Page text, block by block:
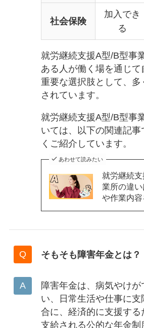
社会保険
加入でき
る
就労継続支援A型/B型事
ある人が働く場を通じて
重要な選択肢として、多
されています。
就労継続支援A型/B型事
いては、以下の関連記事
くご紹介しています。
あわせて読みたい
就労継続
業所の違
や作業内容
そもそも障害年金とは？
障害年金は、病気やけが
い、日常生活や仕事に支
合に、経済的に支援する
支給される公的な年金制